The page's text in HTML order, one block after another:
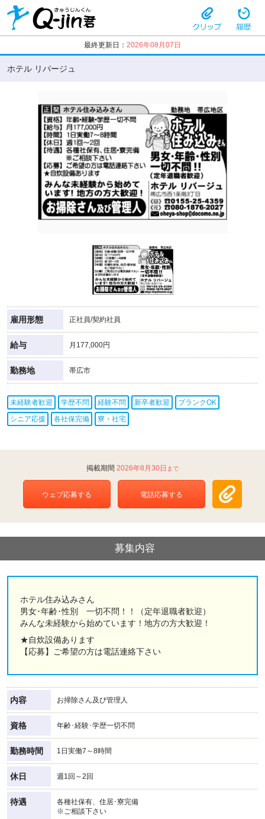
最終更新日： 2026年08月07日
ホテル リバージュ
雇用形態 正社員/契約社員
給与 月177,000円
勤務地 帯広市
未経験者歓迎 学歴不問 経験不問 新卒者歓迎
ブランクOK
シニア応援
各社保完備 寮・社宅
2026年8月30日
ウェブ応募する 電話応募する
募集内容
ホテル住み込みさん
男女･年齢･性別 一切不問！！（定年退職者歓迎）
みんな未経験から始めています！地方の方大歓迎！
★自炊設備あります
【応募】ご希望の方は電話連絡下さい
内容 お掃除さん及び管理人
資格 年齢･経験･学歴一切不問
勤務時間 1日実働7～8時間
休日 週1回～2回
待遇
各種社保有、住居･寮完備
※ご相談下さい